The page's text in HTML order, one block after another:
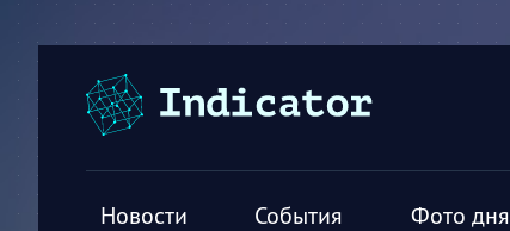
Новости События Фото дня